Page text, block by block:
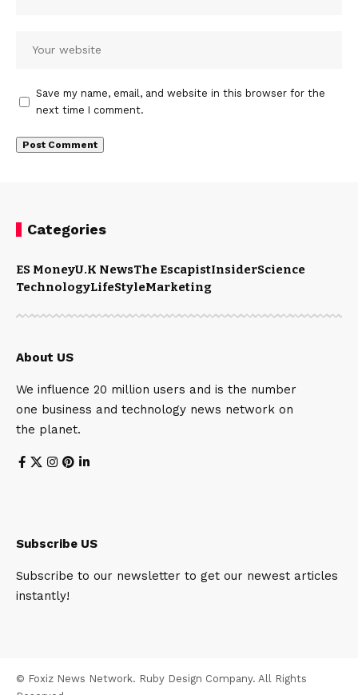
Save my name, email, and website in this browser for the
next time I comment.
Categories
ES MoneyU.K NewsThe EscapistInsiderScience
TechnologyLifeStyleMarketing
About US
We influence 20 million users and is the number
one business and technology news network on
the planet.
Subscribe US
Subscribe to our newsletter to get our newest articles
instantly!
© Foxiz News Network. Ruby Design Company. All Rights